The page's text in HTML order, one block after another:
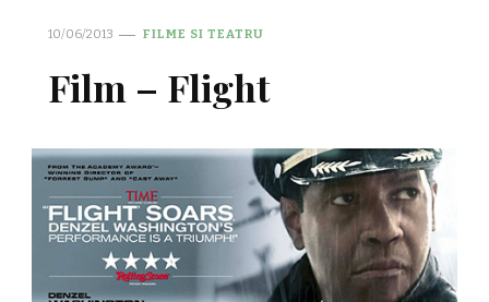
10/06/2013 FILME SI TEATRU
Film – Flight